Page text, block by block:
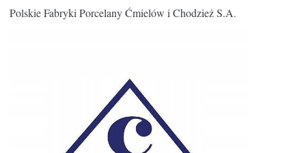
Polskie Fabryki Porcelany Ćmielów i Chodzież S.A.